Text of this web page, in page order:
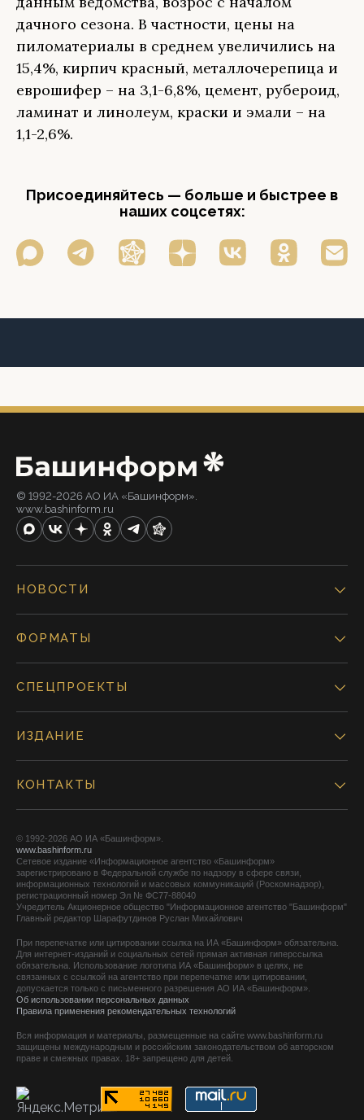
дачного сезона. В частности, цены на
пиломатериалы в среднем увеличились на
15,4%, кирпич красный, металлочерепица и
еврошифер – на 3,1-6,8%, цемент, рубероид,
ламинат и линолеум, краски и эмали – на
1,1-2,6%.
Присоединяйтесь — больше и быстрее в
наших соцсетях:
© 1992-2026 АО ИА «Башинформ».
www.bashinform.ru
НОВОСТИ
ФОРМАТЫ
СПЕЦПРОЕКТЫ
ИЗДАНИЕ
КОНТАКТЫ
© 1992-2026 АО ИА «Башинформ».
www.bashinform.ru
Сетевое издание «Информационное агентство «Башинформ»
зарегистрировано в Федеральной службе по надзору в сфере связи,
информационных технологий и массовых коммуникаций (Роскомнадзор),
регистрационный номер Эл № ФС77-88040
Учредитель Акционерное общество "Информационное агентство "Башинформ"
Главный редактор Шарафутдинов Руслан Михайлович
При перепечатке или цитировании ссылка на ИА «Башинформ» обязательна.
Для интернет-изданий и социальных сетей прямая активная гиперссылка
обязательна. Использование логотипа ИА «Башинформ» в целях, не
связанных с ссылкой на агентство при перепечатке или цитировании,
допускается только с письменного разрешения АО ИА «Башинформ».
Об использовании персональных данных
Правила применения рекомендательных технологий
Вся информация и материалы, размещенные на сайте www.bashinform.ru
защищены международным и российским законодательством об авторском
праве и смежных правах. 18+ запрещено для детей.